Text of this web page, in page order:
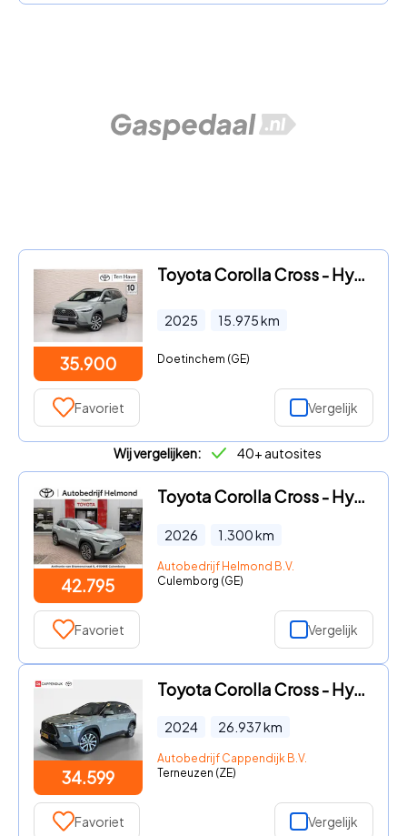
35.900
Toyota Corolla Cross - Hybrid 140 Style Automaat | Apple CarPlay en Android Auto |
2025 15.975km
Doetinchem (GE)
Favoriet Vergelijk
Wij vergelijken: 40+ autosites
42.795
Toyota Corolla Cross - Hybrid 140 Dynamic Stoelverwarming | pakeersensoren | Dodeho
2026 1.300km
Autobedrijf Helmond B.V.
Culemborg (GE)
Favoriet Vergelijk
34.599
Toyota Corolla Cross - Hybrid 140 Style | Premium Pack | Achterklep elektrisch bedi
2024 26.937km
Autobedrijf Cappendijk B.V.
Terneuzen (ZE)
Favoriet Vergelijk